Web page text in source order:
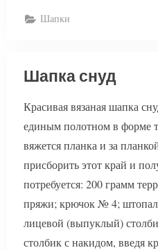
Шапки
Шапка снуд
Красивая вязаная шапка
единым полотном в форме
вяжется планка и за
присборить этот край и
потребуется: 200 грамм
пряжи; крючок № 4;
лицевой (выпуклый)
столбик с накидом, введя